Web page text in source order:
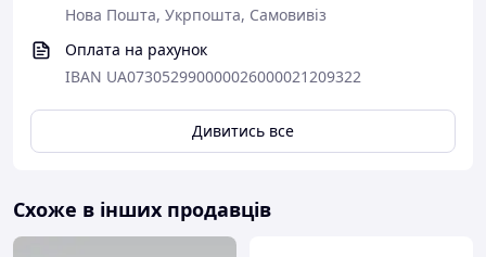
Нова Пошта, Укрпошта, Самовивіз
Оплата на рахунок
IBAN UA073052990000026000021209322
Дивитись все
Схоже в інших продавців